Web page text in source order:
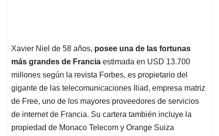
Xavier Niel de 58 años, posee una de las fortunas
más grandes de Francia estimada en USD 13.700
millones según la revista Forbes, es propietario del
gigante de las telecomunicaciones Iliad, empresa matriz
de Free, uno de los mayores proveedores de servicios
de internet de Francia. Su cartera también incluye la
propiedad de Monaco Telecom y Orange Suiza